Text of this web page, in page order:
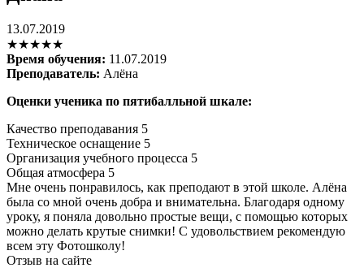
13.07.2019
★★★★★
Время обучения: 11.07.2019
Преподаватель: Алёна
Оценки ученика по пятибалльной шкале:
Качество преподавания 5
Техническое оснащение 5
Организация учебного процесса 5
Общая атмосфера 5
Мне очень понравилось, как преподают в этой школе. Алёна
была со мной очень добра и внимательна. Благодаря одному
уроку, я поняла довольно простые вещи, с помощью которых
можно делать крутые снимки! С удовольствием рекомендую
всем эту Фотошколу!
Отзыв на сайте